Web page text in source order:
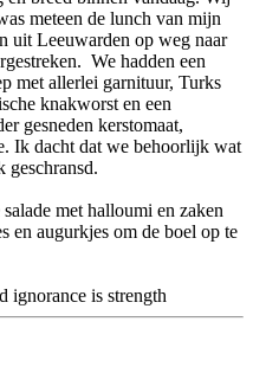
meteen de lunch van mijn
uit Leeuwarden op weg naar
We hadden een
met allerlei garnituur, Turks
knakworst en een
gesneden kerstomaat,
Ik dacht dat we behoorlijk wat
geschransd.
met halloumi en zaken
en augurkjes om de boel op te
ignorance is strength